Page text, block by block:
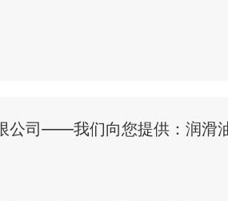
公司——我们向您提供：润滑